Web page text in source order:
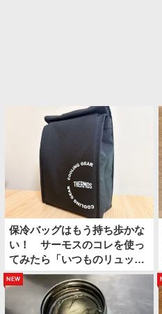
保冷バッグはもう持ち歩かな
い！ サーモスのコレを使っ
てみたら「いつものリュック
の中に保冷スペースができ
た」
new